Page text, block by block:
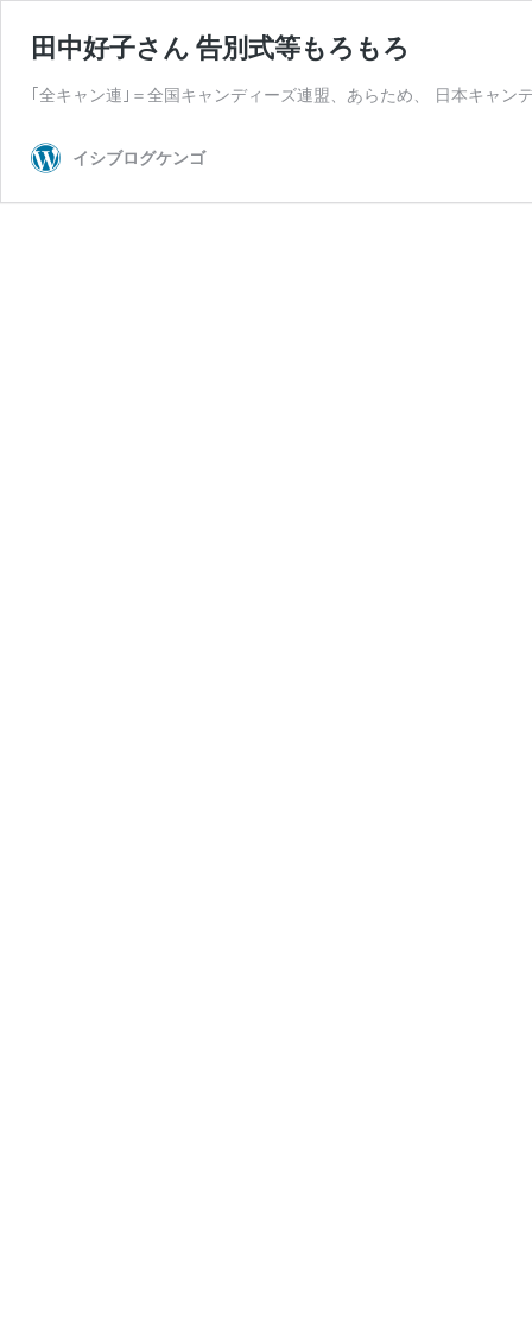
田中好子さん 告別式等もろもろ
｢全キャン連｣＝全国キャンディーズ連盟、あらため、 日本キャ
イシブログケンゴ